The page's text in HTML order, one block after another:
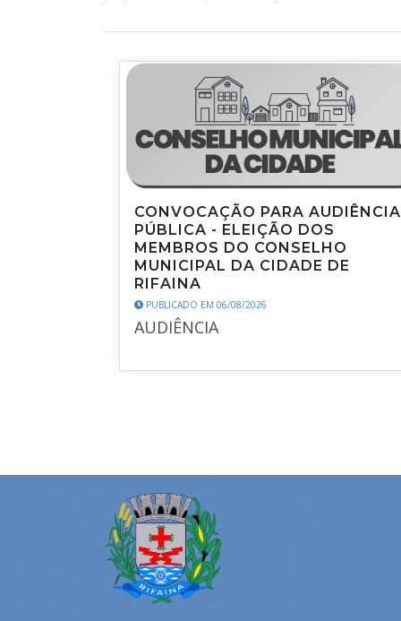
CONVOCAÇÃO PARA AUDIÊNCIA
PÚBLICA - ELEIÇÃO DOS
MEMBROS DO CONSELHO
MUNICIPAL DA CIDADE DE
RIFAINA
PUBLICADO EM 06/08/2026
AUDIÊNCIA